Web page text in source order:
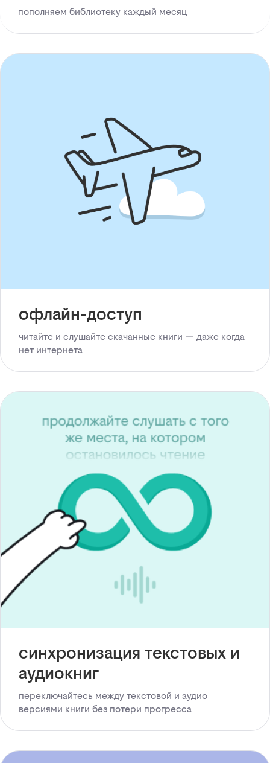
пополняем библиотеку каждый месяц
офлайн-доступ
читайте и слушайте скачанные книги — даже когда
нет интернета
синхронизация текстовых и
аудиокниг
переключайтесь между текстовой и аудио
версиями книги без потери прогресса